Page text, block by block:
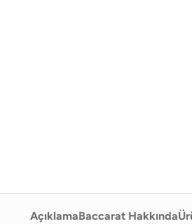
AçıklamaBaccarat Hakkında